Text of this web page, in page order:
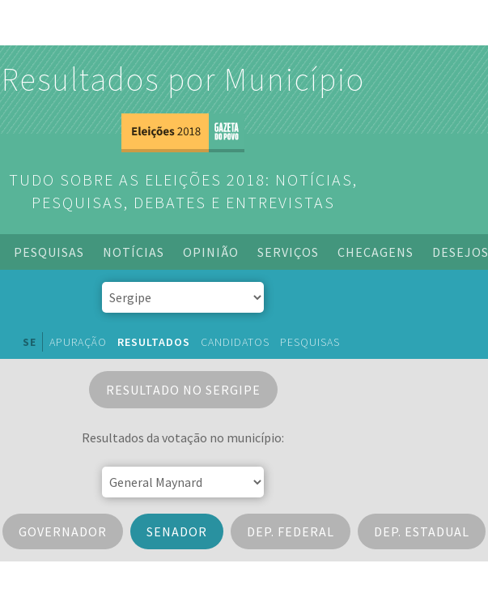
Resultados por Município
TUDO SOBRE AS ELEIÇÕES 2018: NOTÍCIAS,
PESQUISAS, DEBATES E ENTREVISTAS
PESQUISAS NOTÍCIAS OPINIÃO SERVIÇOS CHECAGENS DESEJOS
SE APURAÇÃO RESULTADOS CANDIDATOS PESQUISAS
RESULTADO NO SERGIPE
Resultados da votação no município:
GOVERNADOR SENADOR DEP. FEDERAL DEP. ESTADUAL